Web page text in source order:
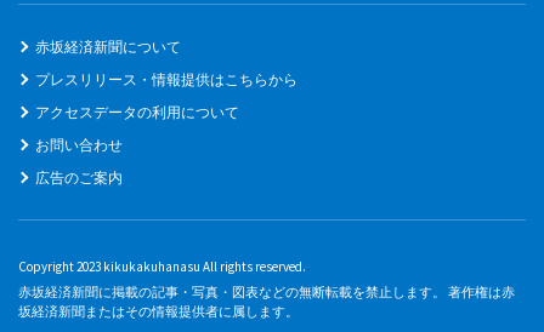
赤坂経済新聞について
プレスリリース・情報提供はこちらから
アクセスデータの利用について
お問い合わせ
広告のご案内
Copyright 2023 kikukakuhanasu All rights reserved.
赤坂経済新聞に掲載の記事・写真・図表などの無断転載を禁止します。 著作権は赤
坂経済新聞またはその情報提供者に属します。